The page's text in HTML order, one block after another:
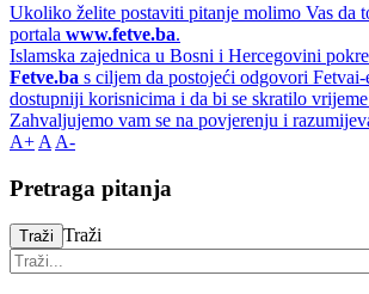
Ukoliko želite postaviti pitanje molimo Vas da
portala www.fetve.ba.
Islamska zajednica u Bosni i Hercegovini
Fetve.ba s ciljem da postojeći odgovori Fetvai-
dostupniji korisnicima i da bi se skratilo
Zahvaljujemo vam se na povjerenju i
A+ A A-
Pretraga pitanja
Traži Traži